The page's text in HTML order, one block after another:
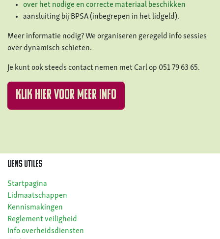
over het nodige en correcte materiaal beschikken
aansluiting bij BPSA (inbegrepen in het lidgeld).
Meer informatie nodig? We organiseren geregeld info sessies
over dynamisch schieten.
Je kunt ook steeds contact nemen met Carl op 051 79 63 65.
Klik hier voor meer info
LIENS UTILES
Startpagina
Lidmaatschappen
Kennismakingen
Reglement veiligheid
Info overheidsdiensten